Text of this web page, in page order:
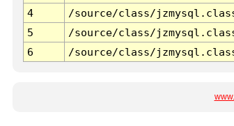
4
/source/class/
5
/source/class/
6
/source/class/